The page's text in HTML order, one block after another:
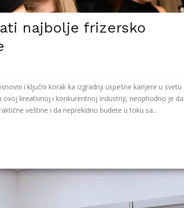
najbolje frizersko
i ključni korak ka izgradnji uspešne karijere u svetu
ovoj kreativnoj i konkurentnoj industriji, neophodno je da
veštine i da neprekidno budete u toku sa...